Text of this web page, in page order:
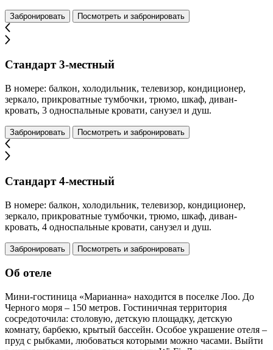
Забронировать Посмотреть и забронировать
Стандарт 3-местный
В номере: балкон, холодильник, телевизор, кондиционер,
зеркало, прикроватные тумбочки, трюмо, шкаф, диван-
кровать, 3 односпальные кровати, санузел и душ.
Забронировать Посмотреть и забронировать
Стандарт 4-местный
В номере: балкон, холодильник, телевизор, кондиционер,
зеркало, прикроватные тумбочки, трюмо, шкаф, диван-
кровать, 4 односпальные кровати, санузел и душ.
Забронировать Посмотреть и забронировать
Об отеле
Мини-гостиница «Марианна» находится в поселке Лоо. До
Черного моря – 150 метров. Гостиничная территория
сосредоточила: столовую, детскую площадку, детскую
комнату, барбекю, крытый бассейн. Особое украшение отеля –
пруд с рыбками, любоваться которыми можно часами. Выйти